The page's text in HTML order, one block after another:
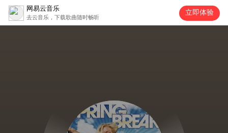
网易云音乐
去云音乐，下载歌曲随时畅听
立即体验